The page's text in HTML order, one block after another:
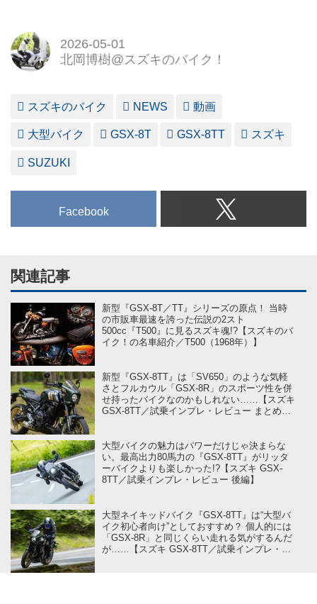
2026-05-01
北岡博樹@スズキのバイク！
スズキのバイク NEWS 動画
大型バイク GSX-8T GSX-8TT スズキ
SUZUKI
Facebook
関連記事
新型『GSX-8T／TT』シリーズの原点！ 当時
の市販車最速を誇った伝説の2スト
500cc『T500』に見るスズキ魂!?【スズキのバ
イク！の名車紹介／T500（1968年）】
新型『GSX-8TT』は「SV650」のような気軽
さとフルカウル「GSX-8R」のスポーツ性を併
せ持ったバイクなのかもしれない……【スズキ
GSX-8TT／試乗インプレ・レビュー まとめ
大型バイクの魅力はパワーだけじゃ決まらな
い。最高出力80馬力の『GSX-8TT』がリッタ
ーバイクよりも楽しかった!?【スズキ GSX-
8TT／試乗インプレ・レビュー 後編】
大型ネイキッドバイク『GSX-8TT』は“大型バ
イク初心者向け”としておすすめ？ 個人的には
「GSX-8R」と同じくらい走れる気がするんだ
が……【スズキ GSX-8TT／試乗インプレ・レ